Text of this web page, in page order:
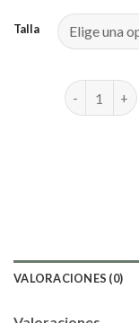
Talla
traje blanco
VALORACIONES (0)